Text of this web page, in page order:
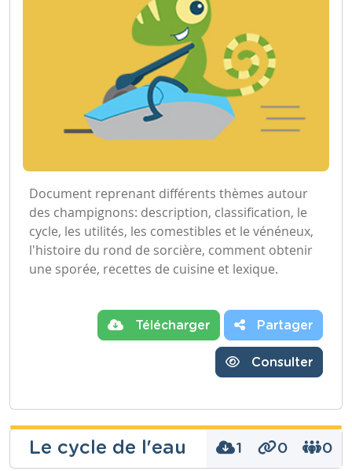
Document reprenant différents thèmes autour
des champignons: description, classification, le
cycle, les utilités, les comestibles et le vénéneux,
l'histoire du rond de sorcière, comment obtenir
une sporée, recettes de cuisine et lexique.
Télécharger Partager
Consulter
Le cycle de l'eau 1 0 0